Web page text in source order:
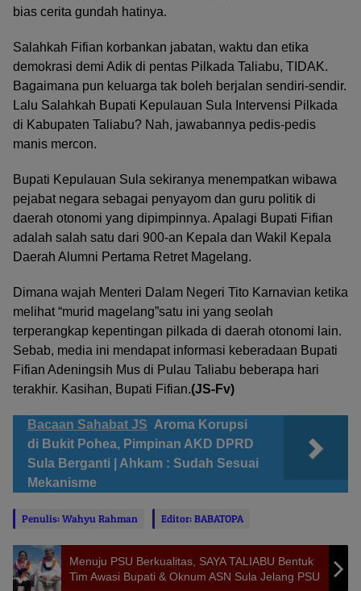
bias cerita gundah hatinya.
Salahkah Fifian korbankan jabatan, waktu dan etika
demokrasi demi Adik di pentas Pilkada Taliabu, TIDAK.
Bagaimana pun keluarga tak boleh berjalan sendiri-sendir.
Lalu Salahkah Bupati Kepulauan Sula Intervensi Pilkada
di Kabupaten Taliabu? Nah, jawabannya pedis-pedis
manis mercon.
Bupati Kepulauan Sula sekiranya menempatkan wibawa
pejabat negara sebagai penyayom dan guru politik di
daerah otonomi yang dipimpinnya. Apalagi Bupati Fifian
adalah salah satu dari 900-an Kepala dan Wakil Kepala
Daerah Alumni Pertama Retret Magelang.
Dimana wajah Menteri Dalam Negeri Tito Karnavian ketika
melihat “murid magelang”satu ini yang seolah
terperangkap kepentingan pilkada di daerah otonomi lain.
Sebab, media ini mendapat informasi keberadaan Bupati
Fifian Adeningsih Mus di Pulau Taliabu beberapa hari
terakhir. Kasihan, Bupati Fifian.(JS-Fv)
Bacaan Sahabat JS Aroma Korupsi
di Bukit Pohea, Pimpinan AKD DPRD
Sula Berganti | Ahkam : Sudah Sesuai
Mekanisme
Penulis: Wahyu Rahman Editor: BABATOPA
Menuju PSU Berkualitas, SAYA TALIABU Bentuk
Tim Awasi Bupati & Oknum ASN Sula Jelang PSU